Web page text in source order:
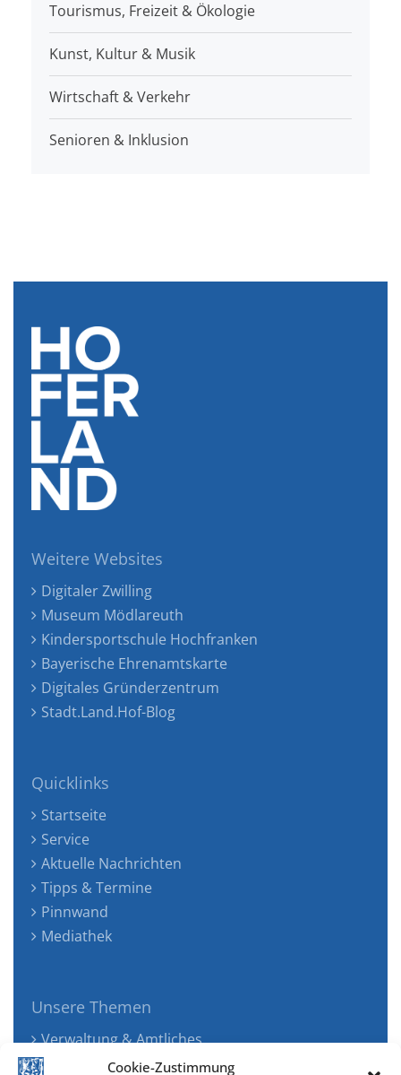
Cookie-Zustimmung
Tourismus, Freizeit & Ökologie
Kunst, Kultur & Musik
Wirtschaft & Verkehr
Senioren & Inklusion
Weitere Websites
Digitaler Zwilling
Museum Mödlareuth
Kindersportschule Hochfranken
Bayerische Ehrenamtskarte
Digitales Gründerzentrum
Stadt.Land.Hof-Blog
Quicklinks
Startseite
Service
Aktuelle Nachrichten
Tipps & Termine
Pinnwand
Mediathek
Unsere Themen
Verwaltung & Amtliches
Jugend, Familie & Gesundheit